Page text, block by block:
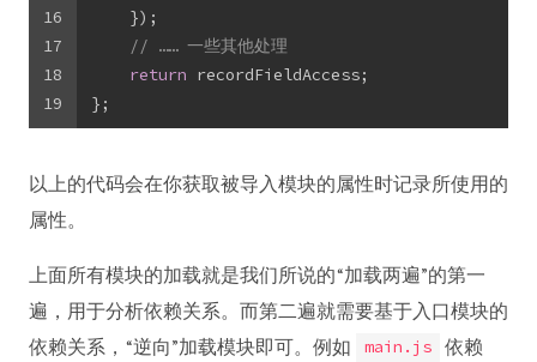
16
17
18
19
    });
// …… 一些其他处理
return recordFieldAccess;
};
以上的代码会在你获取被导入模块的属性时记录所使用的
属性。
上面所有模块的加载就是我们所说的“加载两遍”的第一
遍，用于分析依赖关系。而第二遍就需要基于入口模块的
依赖关系，“逆向”加载模块即可。例如
main.js 依赖